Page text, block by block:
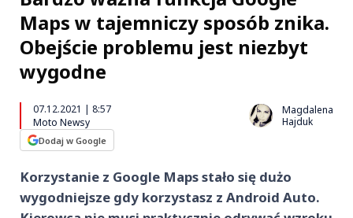
Maps w tajemniczy sposób znika.
Obejście problemu jest niezbyt
wygodne
07.12.2021 | 8:57
Moto Newsy
Dodaj w Google
Magdalena
Hajduk
Korzystanie z Google Maps stało się dużo
wygodniejsze gdy korzystasz z Android Auto.